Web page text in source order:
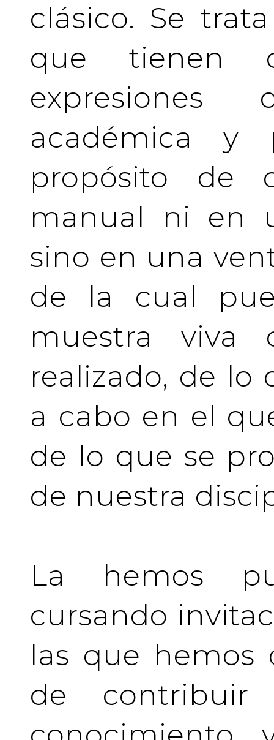
clásico. Se
que tienen
académica y
propósito de
manual ni en
sino en una
de la cual
muestra
realizado, de lo
a cabo en el
de lo que se
de nuestra
La hemos
cursando
las que hemos
de contribuir